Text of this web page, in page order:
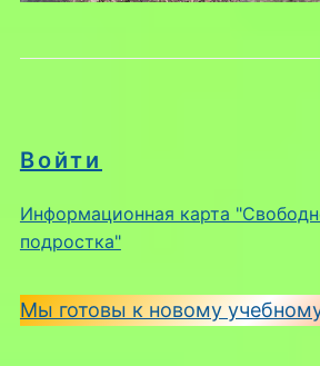
Войти
Информационная карта
подростка"
Мы готовы к новому